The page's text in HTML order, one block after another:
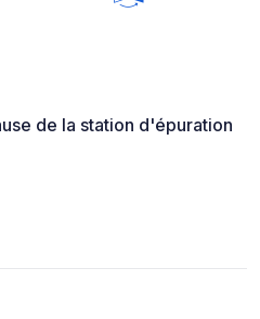
de la station d'épuration